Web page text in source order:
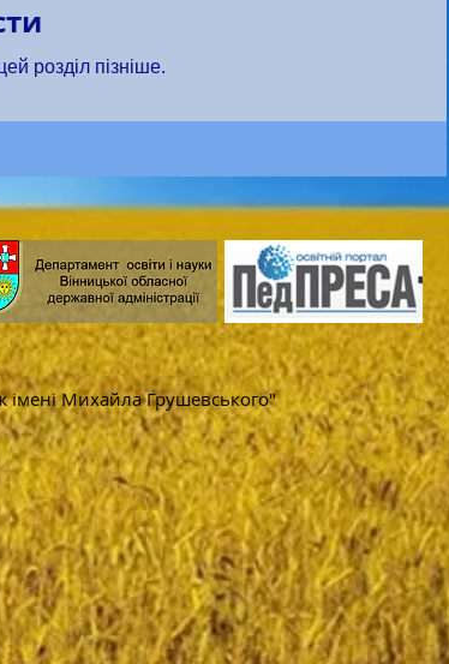
розділ пізніше.
імені Михайла Грушевського"